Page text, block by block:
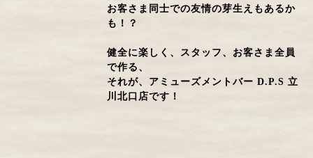
お客さま同士での友情の芽生えもあるか
も！？
健全に楽しく、スタッフ、お客さま全員
で作る、
それが、アミューズメントバー D.P.S 立
川北口店です！